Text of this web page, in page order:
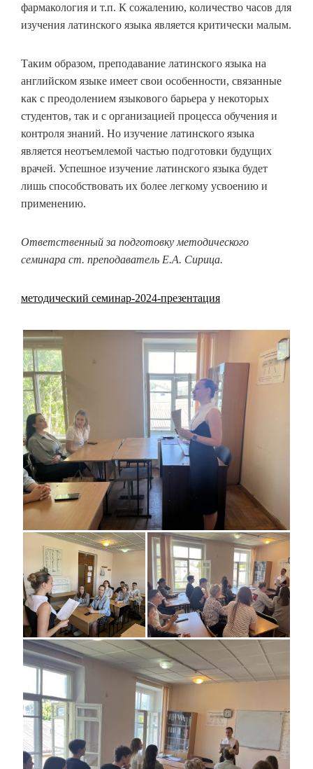
фармакология и т.п. К сожалению, количество часов для
изучения латинского языка является критически малым.
Таким образом, преподавание латинского языка на
английском языке имеет свои особенности, связанные
как с преодолением языкового барьера у некоторых
студентов, так и с организацией процесса обучения и
контроля знаний. Но изучение латинского языка
является неотъемлемой частью подготовки будущих
врачей. Успешное изучение латинского языка будет
лишь способствовать их более легкому усвоению и
применению.
Ответственный за подготовку методического
семинара ст. преподаватель Е.А. Сирица.
методический семинар-2024-презентация